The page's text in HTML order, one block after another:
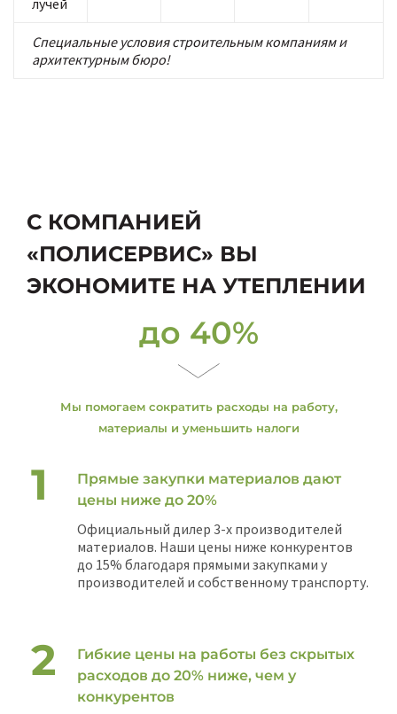
лучей
Специальные условия строительным компаниям и
архитектурным бюро!
С КОМПАНИЕЙ
«ПОЛИСЕРВИС» ВЫ
ЭКОНОМИТЕ НА УТЕПЛЕНИИ
до 40%
Мы помогаем сократить расходы на работу,
материалы и уменьшить налоги
Прямые закупки материалов дают
цены ниже до 20%
Официальный дилер 3-х производителей
материалов. Наши цены ниже конкурентов
до 15% благодаря прямыми закупками у
производителей и собственному транспорту.
Гибкие цены на работы без скрытых
расходов до 20% ниже, чем у
конкурентов